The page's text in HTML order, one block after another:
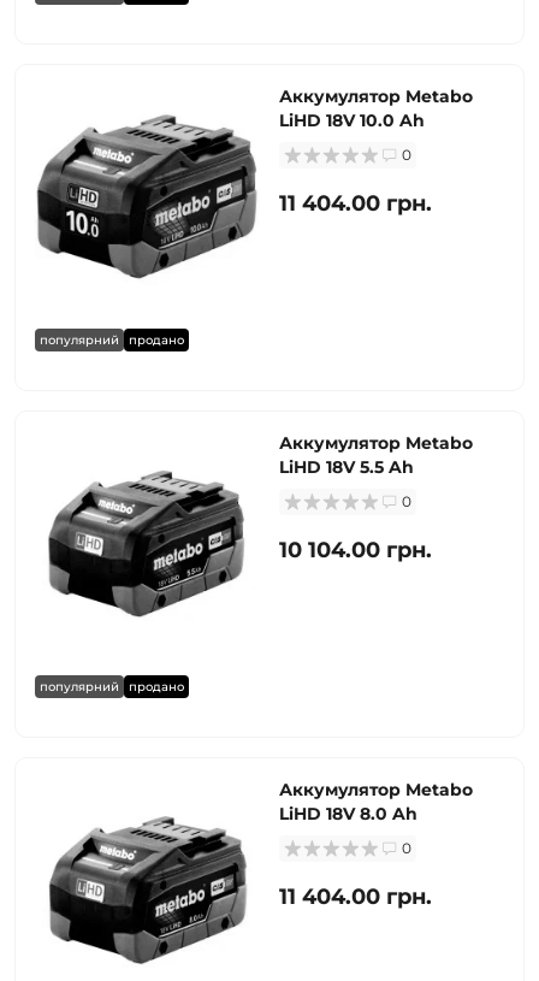
популярний продано
Аккумулятор Metabo
LiHD 18V 10.0 Ah
0
11 404.00 грн.
популярний продано
Аккумулятор Metabo
LiHD 18V 5.5 Ah
0
10 104.00 грн.
Аккумулятор Metabo
LiHD 18V 8.0 Ah
0
11 404.00 грн.